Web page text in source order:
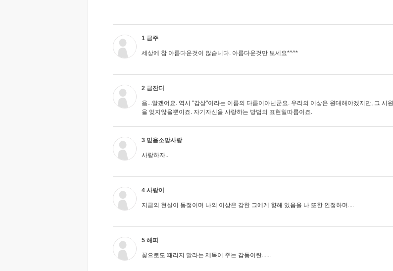
1 금주
세상에 참 아름다운것이 많습니다. 아름다운것만 보세요*^^*
2 금잔디
음...알겠어요. 역시 "감상"이라는 이름의 다름이아닌군요. 우리의 이상은 원대해야겠지만, 그 시원
을 잊지않을뿐이죠. 자기자신을 사랑하는 방법의 표현일따름이죠.
3 믿음소망사랑
사랑하자..
4 사랑이
지금의 현실이 동정이며 나의 이상은 강한 그에게 향해 있음을 나 또한 인정하며....
5 해피
꽃으로도 때리지 말라는 제목이 주는 감동이란......